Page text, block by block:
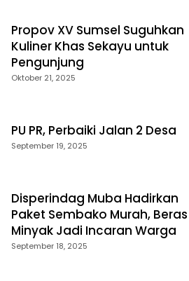
Propov XV Sumsel Suguhkan
Kuliner Khas Sekayu untuk
Pengunjung
Oktober 21, 2025
PU PR, Perbaiki Jalan 2 Desa
September 19, 2025
Disperindag Muba Hadirkan
Paket Sembako Murah,
Minyak Jadi Incaran Warga
September 18, 2025